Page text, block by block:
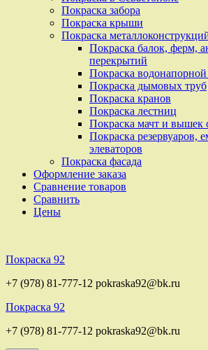
Покраска забора
Покраска крыши
Покраска
Покраска балок, ферм,
перекрытий
Покраска
Покраска дымовых труб
Покраска кранов
Покраска лестниц
Покраска мачт и вышек
Покраска резервуаров,
элеваторов
Покраска фасада
Оформление заказа
Сравнение товаров
Сравнить
Цены
Покраска 92
+7 (978) 81-777-12 pokraska92@bk.ru
Покраска 92
+7 (978) 81-777-12 pokraska92@bk.ru